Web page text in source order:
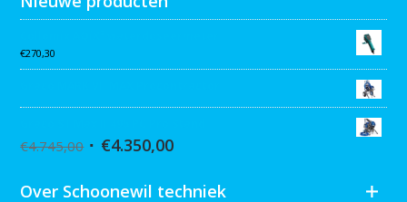
€270,30
€4.745,00 €4.350,00
Over Schoonewil techniek